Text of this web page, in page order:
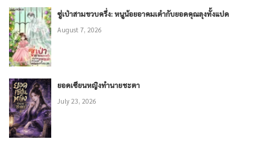
ซู่เป่าสามขวบครึ่ง: หนูน้อยอาคมเต๋ากับยอดคุณลุงทั้งแปด
August 7, 2026
ยอดเซียนหญิงทำนายชะตา
July 23, 2026